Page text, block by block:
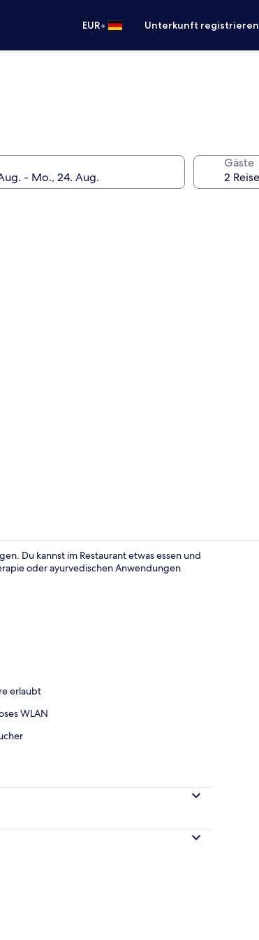
EUR• Unterkunft registrieren
Gäste
Du kannst im Restaurant etwas essen und
oder ayurvedischen Anwendungen
erlaubt
WLAN